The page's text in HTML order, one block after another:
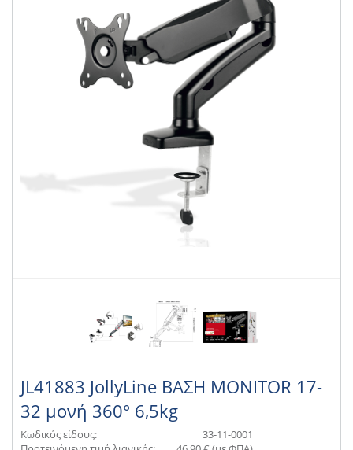
JL41883 JollyLine ΒΑΣΗ MONITOR 17-
32 μονή 360° 6,5kg
Κωδικός είδους:
33-11-0001